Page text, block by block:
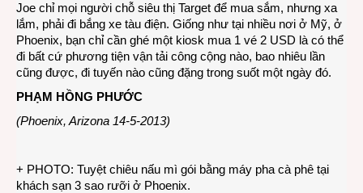
Joe chỉ mọi người chỗ siêu thị Target để mua sắm, nhưng xa
lắm, phải đi bắng xe tàu điện. Giống như tại nhiều nơi ở Mỹ, ở
Phoenix, bạn chỉ cần ghé một kiosk mua 1 vé 2 USD là có thể
đi bất cứ phương tiện vận tải công cộng nào, bao nhiêu lần
cũng được, đi tuyến nào cũng đặng trong suốt một ngày đó.
PHẠM HỒNG PHƯỚC
(Phoenix, Arizona 14-5-2013)
+ PHOTO: Tuyệt chiêu nấu mì gói bằng máy pha cà phê tại
khách sạn 3 sao rưỡi ở Phoenix.